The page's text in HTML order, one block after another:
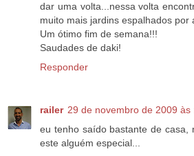
dar uma volta...nessa volta
muito mais jardins espalhados por
Um ótimo fim de semana!!!
Saudades de daki!
Responder
railer 29 de novembro de 2009 às
eu tenho saído bastante de casa,
este alguém especial...